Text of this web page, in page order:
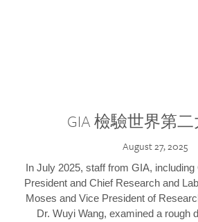
GIA 檢驗世界第
August 27, 2025
In July 2025, staff from GIA,
President and Chief Research and
Moses and Vice President of
Dr. Wuyi Wang, examined a rough